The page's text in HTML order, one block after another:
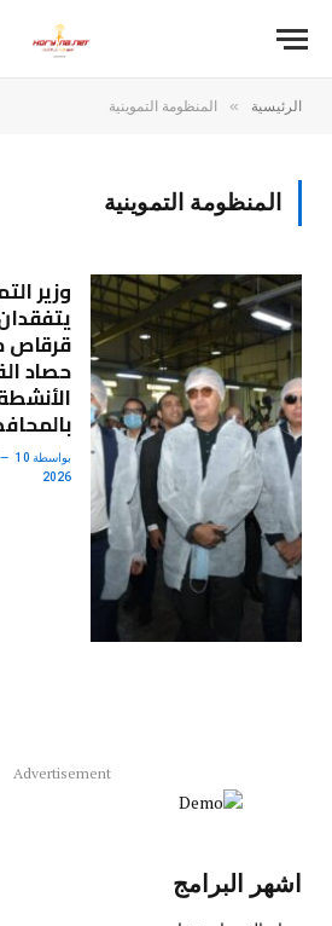
الرئيسية » المنظومة التموينية
المنظومة التموينية
وزير
قرقاص
حصاد
بواسطة
2026
Advertisement
اشهر البرامج